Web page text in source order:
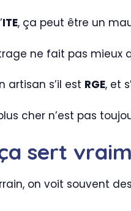
ITE, ça peut être un
ne fait pas
artisan s’il est RGE, et
cher n’est pas
sert
on voit souvent